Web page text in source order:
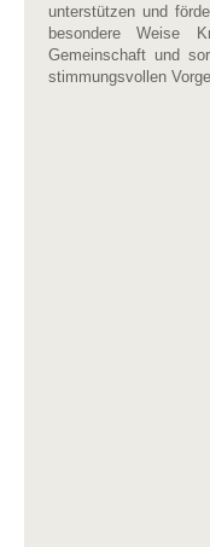
unterstützen und
besondere Weise
Gemeinschaft und
stimmungsvollen